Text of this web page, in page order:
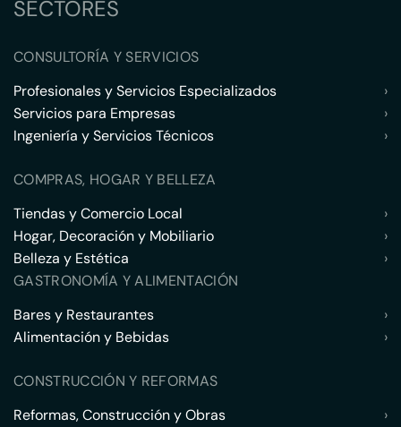
SECTORES
CONSULTORÍA Y SERVICIOS
Profesionales y Servicios Especializados
›
Servicios para Empresas
›
Ingeniería y Servicios Técnicos
›
COMPRAS, HOGAR Y BELLEZA
Tiendas y Comercio Local
›
Hogar, Decoración y Mobiliario
›
Belleza y Estética
›
GASTRONOMÍA Y ALIMENTACIÓN
Bares y Restaurantes
›
Alimentación y Bebidas
›
CONSTRUCCIÓN Y REFORMAS
Reformas, Construcción y Obras
›